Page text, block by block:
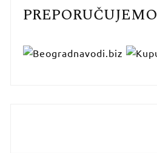
PREPORUČUJEMO